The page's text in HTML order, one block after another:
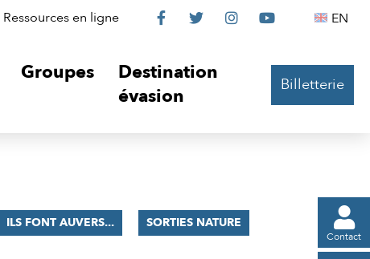
Ressources en ligne
Le
sur

Le

Le

Le
 EN
Groupes
Destination
évasion
Billetterie

Contact
ILS FONT AUVERS... SORTIES NATURE